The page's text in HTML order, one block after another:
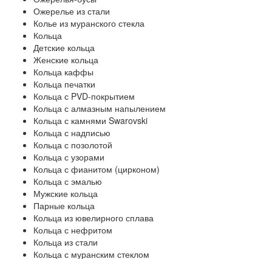
Ожерелье из стали
Колье из муранского стекла
Кольца
Детские кольца
Женские кольца
Кольца каффы
Кольца печатки
Кольца с PVD-покрытием
Кольца с алмазным напылением
Кольца с камнями Swarovski
Кольца с надписью
Кольца с позолотой
Кольца с узорами
Кольца с фианитом (цирконом)
Кольца с эмалью
Мужские кольца
Парные кольца
Кольца из ювелирного сплава
Кольца с нефритом
Кольца из стали
Кольца с муранским стеклом